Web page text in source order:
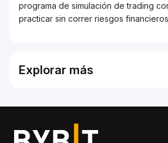
programa de simulación de trading
practicar sin correr riesgos
Explorar más